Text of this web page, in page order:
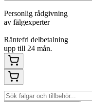
Personlig rådgivning
av fälgexperter
Räntefri delbetalning
upp till 24 mån.